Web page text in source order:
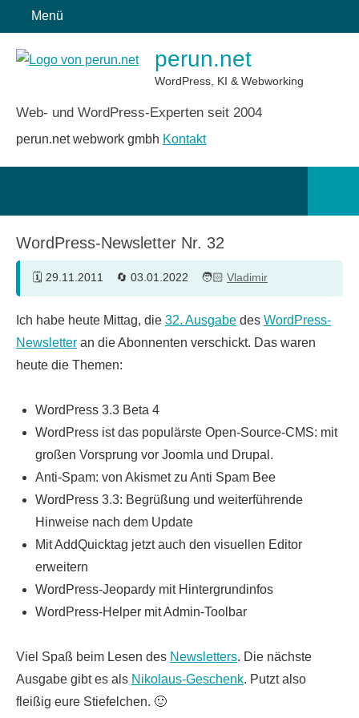
Inhalt
springen
Menü
perun.net
WordPress, KI & Webworking
Web- und WordPress-Experten seit 2004
perun.net webwork gmbh Kontakt
WordPress-Newsletter Nr. 32
29.11.2011 03.01.2022 Vladimir
Ich habe heute Mittag, die 32. Ausgabe des WordPress-
Newsletter an die Abonnenten verschickt. Das waren
heute die Themen:
WordPress 3.3 Beta 4
WordPress ist das populärste Open-Source-CMS: mit
großen Vorsprung vor Joomla und Drupal.
Anti-Spam: von Akismet zu Anti Spam Bee
WordPress 3.3: Begrüßung und weiterführende
Hinweise nach dem Update
Mit AddQuicktag jetzt auch den visuellen Editor
erweitern
WordPress-Jeopardy mit Hintergrundinfos
WordPress-Helper mit Admin-Toolbar
Viel Spaß beim Lesen des Newsletters. Die nächste
Ausgabe gibt es als Nikolaus-Geschenk. Putzt also
fleißig eure Stiefelchen. 🙂